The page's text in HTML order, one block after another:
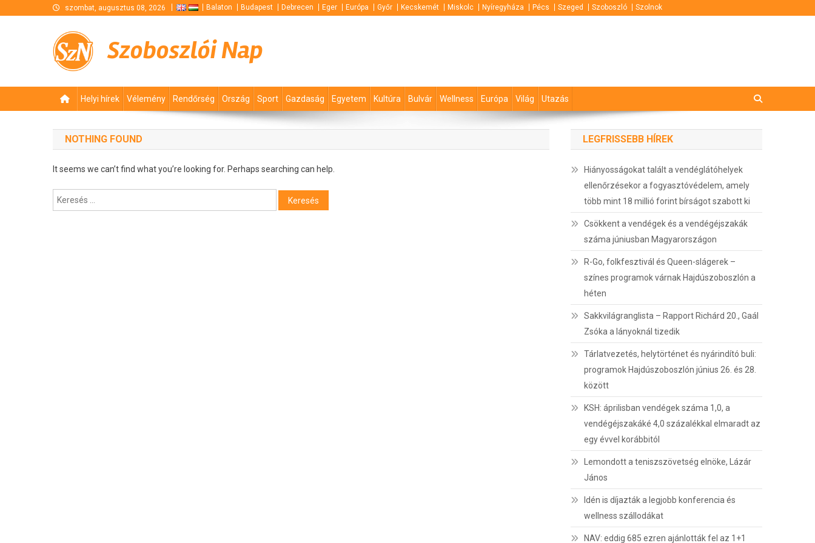
szombat, augusztus 08, 2026 Balaton Budapest Debrecen Eger Európa Győr Kecskemét Miskolc Nyíregyháza Pécs Szeged Szoboszló Szolnok
Szoboszlói Nap
Helyi hírek Vélemény Rendőrség Ország Sport Gazdaság Egyetem Kultúra Bulvár Wellness Európa Világ Utazás
NOTHING FOUND
It seems we can’t find what you’re looking for. Perhaps searching can help.
Keresés:
LEGFRISSEBB HÍREK
Hiányosságokat talált a vendéglátóhelyek
ellenőrzésekor a fogyasztóvédelem, amely
több mint 18 millió forint bírságot szabott ki
Csökkent a vendégek és a vendégéjszakák
száma júniusban Magyarországon
R-Go, folkfesztivál és Queen-slágerek –
színes programok várnak Hajdúszoboszlón a
héten
Sakkvilágranglista – Rapport Richárd 20., Gaál
Zsóka a lányoknál tizedik
Tárlatvezetés, helytörténet és nyárindító buli:
programok Hajdúszoboszlón június 26. és 28.
között
KSH: áprilisban vendégek száma 1,0, a
vendégéjszakáké 4,0 százalékkal elmaradt az
egy évvel korábbitól
Lemondott a teniszszövetség elnöke, Lázár
János
Idén is díjazták a legjobb konferencia és
wellness szállodákat
NAV: eddig 685 ezren ajánlották fel az 1+1